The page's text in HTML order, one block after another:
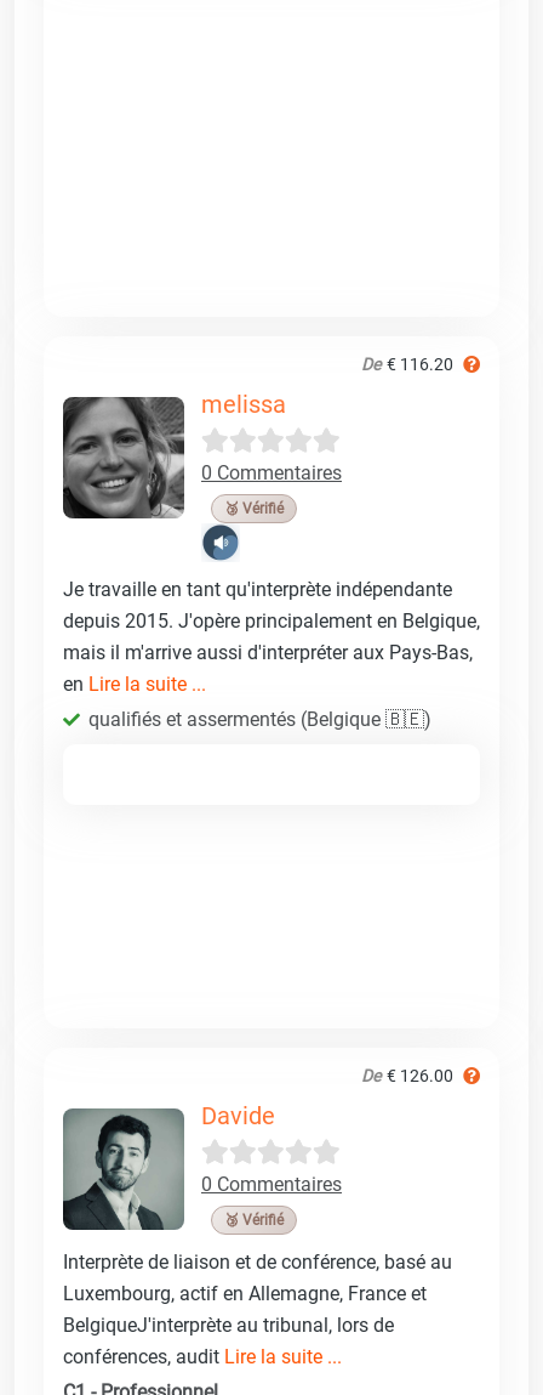
De € 116.20
melissa
0 Commentaires
🥉 Vérifié
Je travaille en tant qu'interprète indépendante
depuis 2015. J'opère principalement en Belgique,
mais il m'arrive aussi d'interpréter aux Pays-Bas,
en Lire la suite ...
qualifiés et assermentés (Belgique 🇧🇪)
De € 126.00
Davide
0 Commentaires
🥉 Vérifié
Interprète de liaison et de conférence, basé au
Luxembourg, actif en Allemagne, France et
BelgiqueJ'interprète au tribunal, lors de
conférences, audit Lire la suite ...